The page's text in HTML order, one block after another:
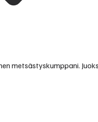
metsästyskumppani.